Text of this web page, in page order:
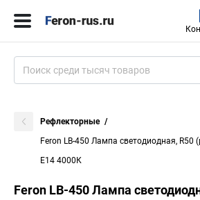
Рефлекторные
Feron LB-450 Лампа светодиодная, R50
E14 4000К
Feron LB-450 Лампа